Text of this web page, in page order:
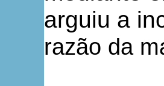
arguiu a
razão da